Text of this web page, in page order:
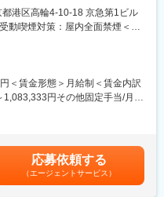
：プロジェクトマネージャー、
フォローします。定期的な連絡
くバックアップに入るなど、MR
ポート体制を整えています。
超える多数の取引メーカー：同
ジェクト数があり、様々なご経
642万（月給＋日当＋住宅手
712万（月給＋日当＋住宅手
ェクト受託実績を誇る当社の一
エンス・リエゾン）として、
メーカーにてご活躍いただきま
の立場で医学的・科学的情報の
ンメット・メディカル・ニーズ
ニーズ、有効な治療方法がない
港区高輪4-10-18 京急第1ビル
動喫煙対策：屋内全面禁煙＜勤
勤務地はアドバイザーにお伝
全面禁煙変更の範囲：会社の定
＜賃金形態＞月給制＜賃金内訳
円その他固定手当/月：
手当(35,000円)、外勤日当（1日
賞与制（6月・12月・3月）※平
3月（対象者）賃金はあくまで
応募依頼する
（エージェントサービス）